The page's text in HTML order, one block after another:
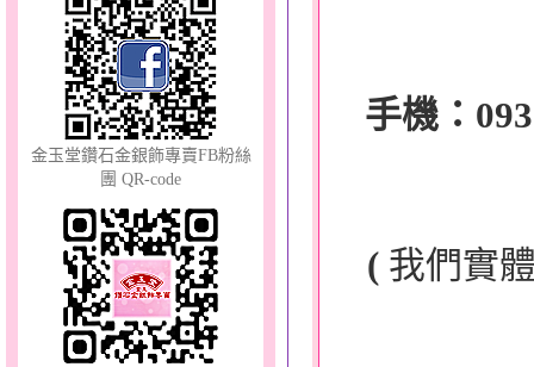
幸福洋溢～金銀鋼套鍊
金玉堂鑽石金銀飾專賣FB粉絲
團 QR-code
手機：
( 我們實